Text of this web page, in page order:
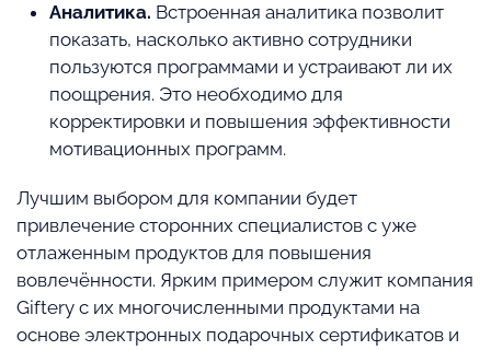
Аналитика. Встроенная аналитика позволит
показать, насколько активно сотрудники
пользуются программами и устраивают ли их
поощрения. Это необходимо для
корректировки и повышения эффективности
мотивационных программ.
Лучшим выбором для компании будет
привлечение сторонних специалистов с уже
отлаженным продуктов для повышения
вовлечённости. Ярким примером служит компания
Giftery с их многочисленными продуктами на
основе электронных подарочных сертификатов и